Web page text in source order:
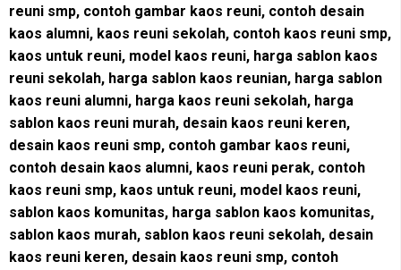
reuni smp, contoh gambar kaos reuni, contoh desain
kaos alumni, kaos reuni sekolah, contoh kaos reuni smp,
kaos untuk reuni, model kaos reuni, harga sablon kaos
reuni sekolah, harga sablon kaos reunian, harga sablon
kaos reuni alumni, harga kaos reuni sekolah, harga
sablon kaos reuni murah, desain kaos reuni keren,
desain kaos reuni smp, contoh gambar kaos reuni,
contoh desain kaos alumni, kaos reuni perak, contoh
kaos reuni smp, kaos untuk reuni, model kaos reuni,
sablon kaos komunitas, harga sablon kaos komunitas,
sablon kaos murah, sablon kaos reuni sekolah, desain
kaos reuni keren, desain kaos reuni smp, contoh